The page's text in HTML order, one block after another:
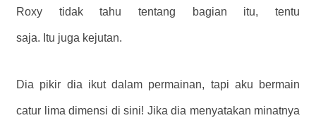
Roxy tidak tahu tentang bagian itu, tentu
saja. Itu juga kejutan.
Dia pikir dia ikut dalam permainan, tapi aku bermain
catur lima dimensi di sini! Jika dia menyatakan minatnya